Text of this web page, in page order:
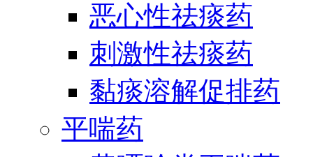
恶心性祛痰药
刺激性祛痰药
黏痰溶解促排药
平喘药